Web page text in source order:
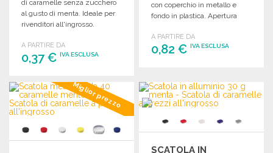
di caramelle senza zucchero
al gusto di menta. Ideale per
rivenditori all'ingrosso.
A PARTIRE DA
0,37 € IVA ESCLUSA
ORDINARE
Richiedi un preventivo
con coperchio in metallo e
fondo in plastica. Apertura
A PARTIRE DA
0,82 €IVA ESCLUSA
Richiedi un preventivo
Miglior prezzo
SCATOLA IN